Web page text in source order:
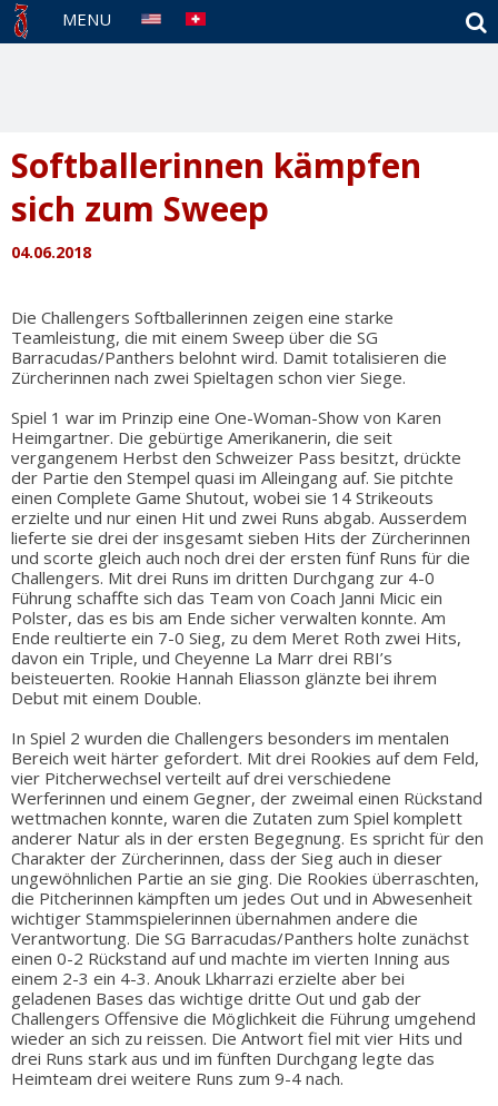
MENU
Softballerinnen kämpfen
sich zum Sweep
04.06.2018
Die Challengers Softballerinnen zeigen eine starke
Teamleistung, die mit einem Sweep über die SG
Barracudas/Panthers belohnt wird. Damit totalisieren die
Zürcherinnen nach zwei Spieltagen schon vier Siege.
Spiel 1 war im Prinzip eine One-Woman-Show von Karen
Heimgartner. Die gebürtige Amerikanerin, die seit
vergangenem Herbst den Schweizer Pass besitzt, drückte
der Partie den Stempel quasi im Alleingang auf. Sie pitchte
einen Complete Game Shutout, wobei sie 14 Strikeouts
erzielte und nur einen Hit und zwei Runs abgab. Ausserdem
lieferte sie drei der insgesamt sieben Hits der Zürcherinnen
und scorte gleich auch noch drei der ersten fünf Runs für die
Challengers. Mit drei Runs im dritten Durchgang zur 4-0
Führung schaffte sich das Team von Coach Janni Micic ein
Polster, das es bis am Ende sicher verwalten konnte. Am
Ende reultierte ein 7-0 Sieg, zu dem Meret Roth zwei Hits,
davon ein Triple, und Cheyenne La Marr drei RBI’s
beisteuerten. Rookie Hannah Eliasson glänzte bei ihrem
Debut mit einem Double.
In Spiel 2 wurden die Challengers besonders im mentalen
Bereich weit härter gefordert. Mit drei Rookies auf dem Feld,
vier Pitcherwechsel verteilt auf drei verschiedene
Werferinnen und einem Gegner, der zweimal einen Rückstand
wettmachen konnte, waren die Zutaten zum Spiel komplett
anderer Natur als in der ersten Begegnung. Es spricht für den
Charakter der Zürcherinnen, dass der Sieg auch in dieser
ungewöhnlichen Partie an sie ging. Die Rookies überraschten,
die Pitcherinnen kämpften um jedes Out und in Abwesenheit
wichtiger Stammspielerinnen übernahmen andere die
Verantwortung. Die SG Barracudas/Panthers holte zunächst
einen 0-2 Rückstand auf und machte im vierten Inning aus
einem 2-3 ein 4-3. Anouk Lkharrazi erzielte aber bei
geladenen Bases das wichtige dritte Out und gab der
Challengers Offensive die Möglichkeit die Führung umgehend
wieder an sich zu reissen. Die Antwort fiel mit vier Hits und
drei Runs stark aus und im fünften Durchgang legte das
Heimteam drei weitere Runs zum 9-4 nach.